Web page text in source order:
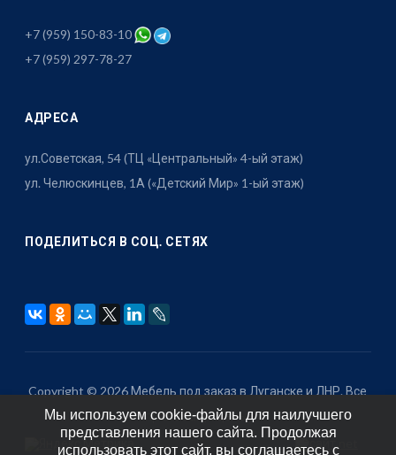
+7 (959) 150-83-10
+7 (959) 297-78-27
АДРЕСА
ул.Советская, 54 (ТЦ «Центральный» 4-ый этаж)
ул. Челюскинцев, 1А («Детский Мир» 1-ый этаж)
ПОДЕЛИТЬСЯ В СОЦ. СЕТЯХ
Copyright © 2026 Мебель под заказ в Луганске и ЛНР. Все
права защищены.
Мы используем cookie-файлы для наилучшего
представления нашего сайта. Продолжая
использовать этот сайт, вы соглашаетесь с